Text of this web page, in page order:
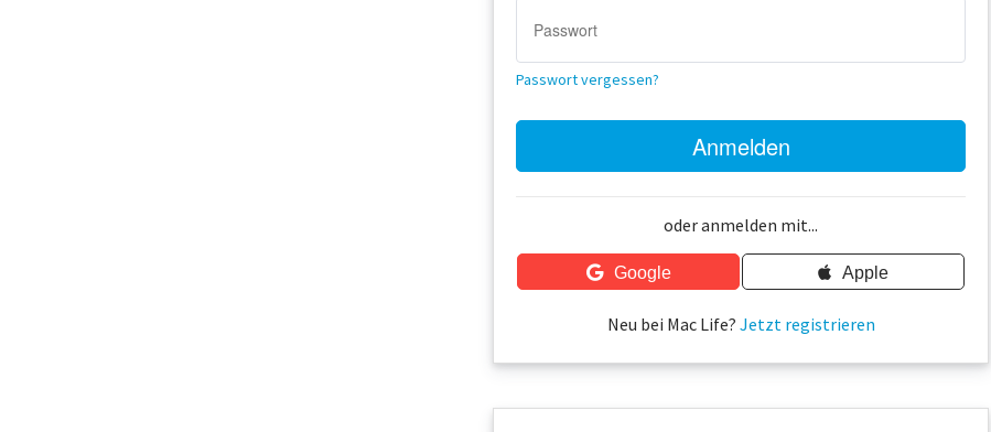
Passwort vergessen?
oder anmelden mit...
Google Apple
Neu bei Mac Life? Jetzt registrieren